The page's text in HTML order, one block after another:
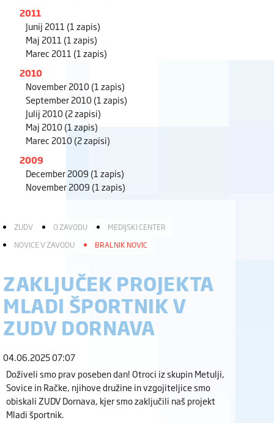
2011
Junij 2011 (1 zapis)
Maj 2011 (1 zapis)
Marec 2011 (1 zapis)
2010
November 2010(1 zapis)
September 2010(1 zapis)
Julij 2010(2 zapisi)
Maj 2010(1 zapis)
Marec 2010(2 zapisi)
2009
December 2009 (1 zapis)
November 2009 (1 zapis)
ZUDV O ZAVODU
MEDIJSKI CENTER
NOVICE V ZAVODU
BRALNIK NOVIC
ZAKLJUČEK PROJEKTA
MLADI ŠPORTNIK V
ZUDV DORNAVA
04.06.2025 07:07
Doživeli smo prav poseben dan! Otroci iz skupin Metulji,
Sovice in Račke, njihove družine in vzgojiteljice smo
obiskali ZUDV Dornava, kjer smo zaključili naš projekt
Mladi športnik.